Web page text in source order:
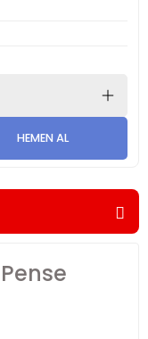
HEMEN AL